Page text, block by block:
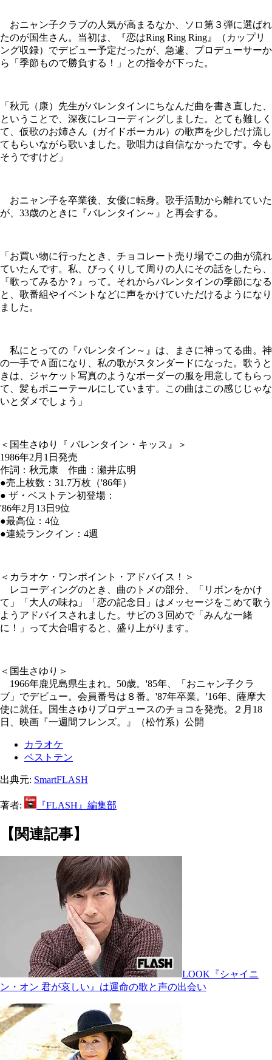
おニャン子クラブの人気が高まるなか、ソロ第３弾に選ばれ
たのが国生さん。当初は、『恋はRing Ring Ring』（カップリ
ング収録）でデビュー予定だったが、急遽、プロデューサーか
ら「季節もので勝負する！」との指令が下った。
「秋元（康）先生がバレンタインにちなんだ曲を書き直した、
ということで、深夜にレコーディングしました。とても難しく
て、仮歌のお姉さん（ガイドボーカル）の歌声を少しだけ流し
てもらいながら歌いました。歌唱力は自信なかったです。今も
そうですけど」
おニャン子を卒業後、女優に転身。歌手活動から離れていた
が、33歳のときに『バレンタイン～』と再会する。
「お買い物に行ったとき、チョコレート売り場でこの曲が流れ
ていたんです。私、びっくりして周りの人にその話をしたら、
『歌ってみるか？』って。それからバレンタインの季節になる
と、歌番組やイベントなどに声をかけていただけるようになり
ました。
私にとっての『バレンタイン～』は、まさに神ってる曲。神
の一手でＡ面になり、私の歌がスタンダードになった。歌うと
きは、ジャケット写真のようなボーダーの服を用意してもらっ
て、髪もポニーテールにしています。この曲はこの感じじゃな
いとダメでしょう」
＜国生さゆり『 バレンタイン・キッス』＞
1986年2月1日発売
作詞：秋元康 作曲：瀬井広明
●売上枚数：31.7万枚（'86年）
● ザ・ベストテン初登場：
'86年2月13日9位
●最高位：4位
●連続ランクイン：4週
＜カラオケ・ワンポイント・アドバイス！＞
レコーディングのとき、曲のトメの部分、「リボンをかけ
て」「大人の味ね」「恋の記念日」はメッセージをこめて歌う
ようアドバイスされました。サビの３回めで「みんな一緒
に！」って大合唱すると、盛り上がります。
＜国生さゆり＞
1966年鹿児島県生まれ。50歳。'85年、「おニャン子クラ
ブ」でデビュー。会員番号は８番。'87年卒業。'16年、薩摩大
使に就任。国生さゆりプロデュースのチョコを発売。２月18
日、映画『一週間フレンズ。』（松竹系）公開
カラオケ
ベストテン
出典元: SmartFLASH
著者: 『FLASH』編集部
【関連記事】
LOOK『シャイニ
ン・オン 君が哀しい』は運命の歌と声の出会い